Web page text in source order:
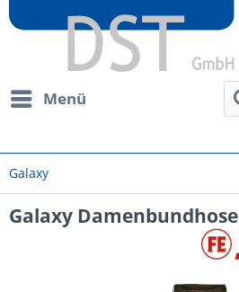
Menü
Galaxy
Galaxy Damenbundhose